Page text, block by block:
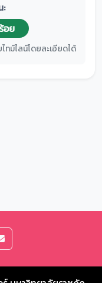
:
อย
ม์ไลน์โดยละเอียดได้